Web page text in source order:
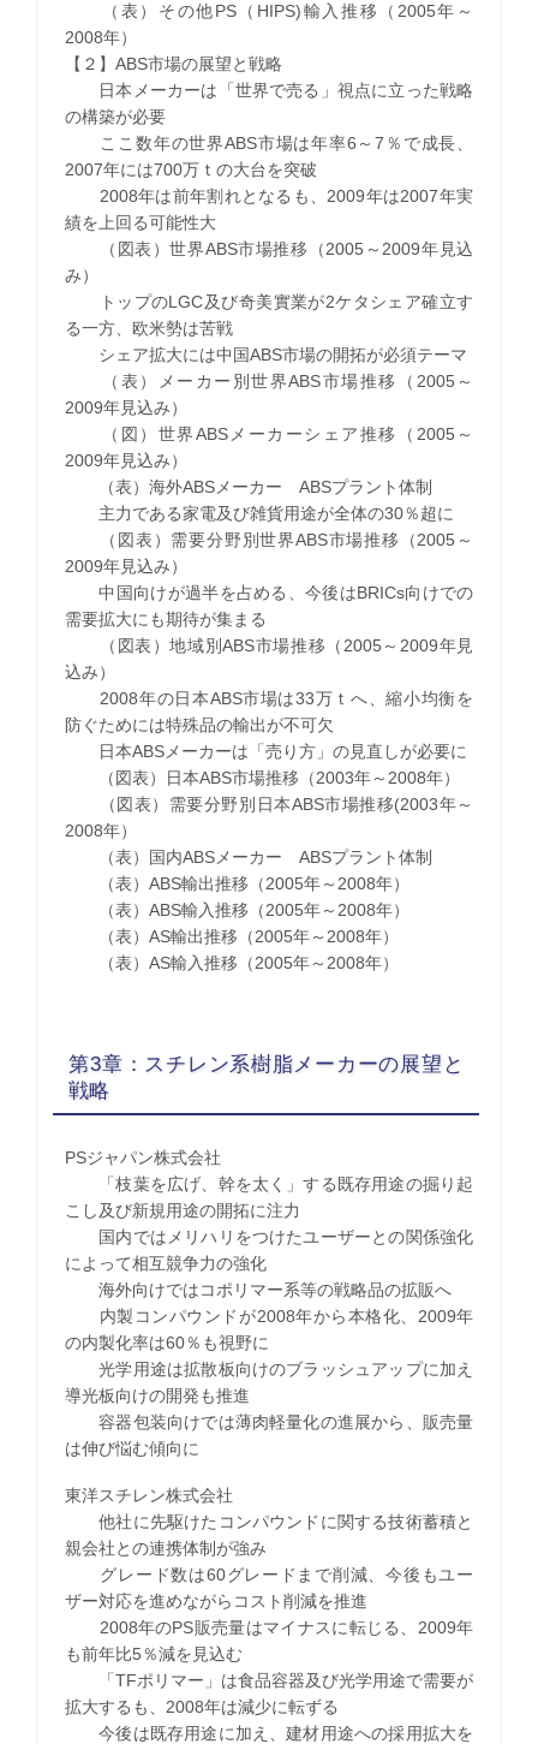
（表）その他PS（HIPS)輸入推移（2005年～
2008年）
【２】ABS市場の展望と戦略
日本メーカーは「世界で売る」視点に立った戦略
の構築が必要
ここ数年の世界ABS市場は年率6～7％で成長、
2007年には700万ｔの大台を突破
2008年は前年割れとなるも、2009年は2007年実
績を上回る可能性大
（図表）世界ABS市場推移（2005～2009年見込
み）
トップのLGC及び奇美實業が2ケタシェア確立す
る一方、欧米勢は苦戦
シェア拡大には中国ABS市場の開拓が必須テーマ
（表）メーカー別世界ABS市場推移（2005～
2009年見込み）
（図）世界ABSメーカーシェア推移（2005～
2009年見込み）
（表）海外ABSメーカー ABSプラント体制
主力である家電及び雑貨用途が全体の30％超に
（図表）需要分野別世界ABS市場推移（2005～
2009年見込み）
中国向けが過半を占める、今後はBRICs向けでの
需要拡大にも期待が集まる
（図表）地域別ABS市場推移（2005～2009年見
込み）
2008年の日本ABS市場は33万ｔへ、縮小均衡を
防ぐためには特殊品の輸出が不可欠
日本ABSメーカーは「売り方」の見直しが必要に
（図表）日本ABS市場推移（2003年～2008年）
（図表）需要分野別日本ABS市場推移(2003年～
2008年）
（表）国内ABSメーカー ABSプラント体制
（表）ABS輸出推移（2005年～2008年）
（表）ABS輸入推移（2005年～2008年）
（表）AS輸出推移（2005年～2008年）
（表）AS輸入推移（2005年～2008年）
第3章：スチレン系樹脂メーカーの展望と
戦略
PSジャパン株式会社
「枝葉を広げ、幹を太く」する既存用途の掘り起
こし及び新規用途の開拓に注力
国内ではメリハリをつけたユーザーとの関係強化
によって相互競争力の強化
海外向けではコポリマー系等の戦略品の拡販へ
内製コンパウンドが2008年から本格化、2009年
の内製化率は60％も視野に
光学用途は拡散板向けのブラッシュアップに加え
導光板向けの開発も推進
容器包装向けでは薄肉軽量化の進展から、販売量
は伸び悩む傾向に
東洋スチレン株式会社
他社に先駆けたコンパウンドに関する技術蓄積と
親会社との連携体制が強み
グレード数は60グレードまで削減、今後もユー
ザー対応を進めながらコスト削減を推進
2008年のPS販売量はマイナスに転じる、2009年
も前年比5％減を見込む
「TFポリマー」は食品容器及び光学用途で需要が
拡大するも、2008年は減少に転ずる
今後は既存用途に加え、建材用途への採用拡大を